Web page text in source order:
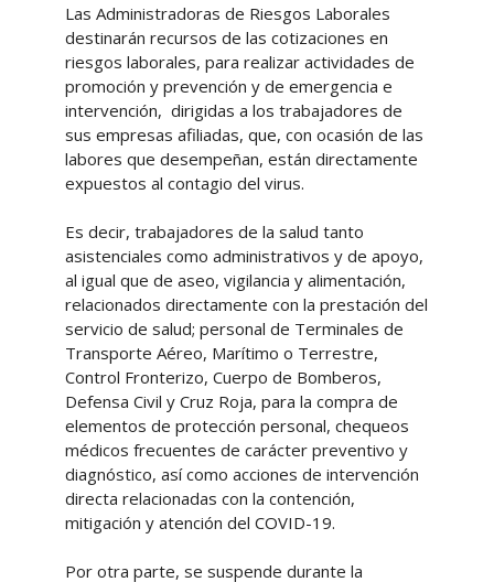
Las Administradoras de Riesgos Laborales
destinarán recursos de las cotizaciones en
riesgos laborales, para realizar actividades de
promoción y prevención y de emergencia e
intervención, dirigidas a los trabajadores de
sus empresas afiliadas, que, con ocasión de las
labores que desempeñan, están directamente
expuestos al contagio del virus.
Es decir, trabajadores de la salud tanto
asistenciales como administrativos y de apoyo,
al igual que de aseo, vigilancia y alimentación,
relacionados directamente con la prestación del
servicio de salud; personal de Terminales de
Transporte Aéreo, Marítimo o Terrestre,
Control Fronterizo, Cuerpo de Bomberos,
Defensa Civil y Cruz Roja, para la compra de
elementos de protección personal, chequeos
médicos frecuentes de carácter preventivo y
diagnóstico, así como acciones de intervención
directa relacionadas con la contención,
mitigación y atención del COVID-19.
Por otra parte, se suspende durante la